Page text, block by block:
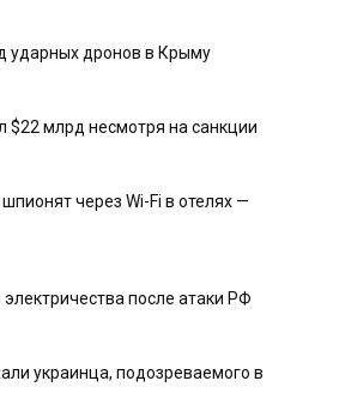
ударных дронов в Крыму
$22 млрд несмотря на санкции
через Wi-Fi в отелях —
после атаки РФ
украинца, подозреваемого в